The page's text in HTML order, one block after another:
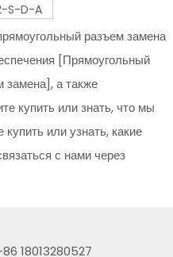
S-D-A
разъем замена
[Прямоугольный
а также
купить или знать, что мы
или узнать, какие
с нами через
18013280527